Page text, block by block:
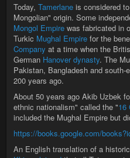
Today, Tamerlane is considered
Mongolian" origin. Some
Mongol Empire was fabricated in
Turkic Mughal Empire for the
Company at a time when the
German Hanover dynasty. The
Pakistan, Bangladesh and
200 years ago.
About 50 years ago Akib Uzbek
ethnic nationalism" called the "16
included the Mughal Empire but
https://books.google.com/
An English translation of a